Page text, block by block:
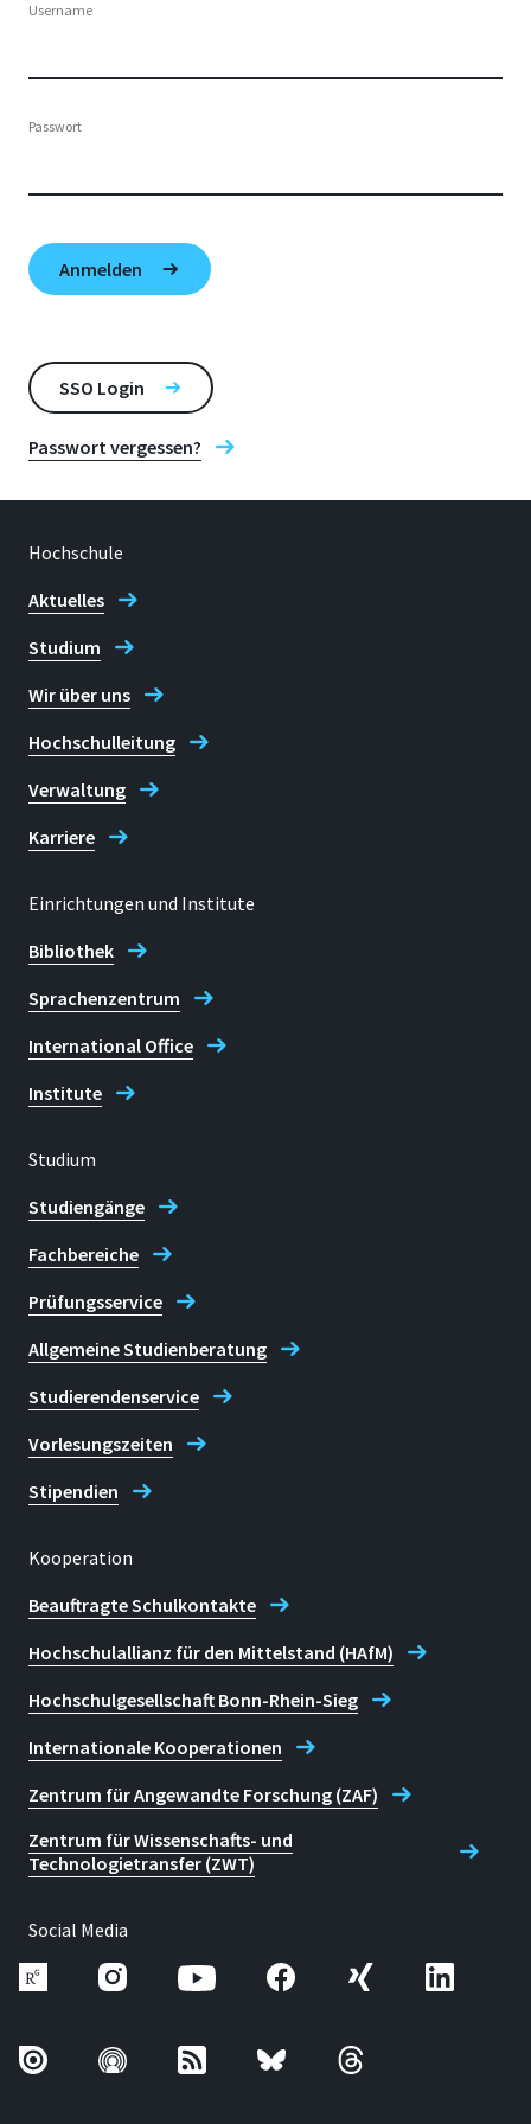
Username
Passwort
SSO Login
Passwort vergessen?
Hochschule
Aktuelles
Studium
Wir über uns
Hochschulleitung
Verwaltung
Karriere
Einrichtungen und Institute
Bibliothek
Sprachenzentrum
International Office
Institute
Studium
Studiengänge
Fachbereiche
Prüfungsservice
Allgemeine Studienberatung
Studierendenservice
Vorlesungszeiten
Stipendien
Kooperation
Beauftragte Schulkontakte
Hochschulallianz für den Mittelstand (HAfM)
Hochschulgesellschaft Bonn-Rhein-Sieg
Internationale Kooperationen
Zentrum für Angewandte Forschung (ZAF)
Zentrum für Wissenschafts- und
Technologietransfer (ZWT)
Social Media